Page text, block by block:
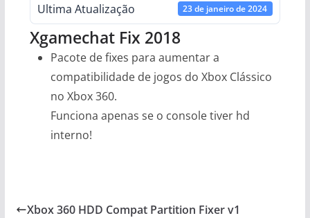
Ultima Atualização 23 de janeiro de 2024
Xgamechat Fix 2018
Pacote de fixes para aumentar a
compatibilidade de jogos do Xbox Clássico
no Xbox 360.
Funciona apenas se o console tiver hd
interno!
Xbox 360 HDD Compat Partition Fixer v1